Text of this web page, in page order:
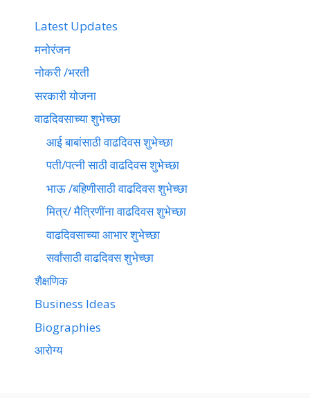
Latest Updates
मनोरंजन
नोकरी /भरती
सरकारी योजना
वाढदिवसाच्या शुभेच्छा
आई बाबांसाठी वाढदिवस शुभेच्छा
पती/पत्नी साठी वाढदिवस शुभेच्छा
भाऊ /बहिणीसाठी वाढदिवस शुभेच्छा
मित्र/ मैत्रिणींना वाढदिवस शुभेच्छा
वाढदिवसाच्या आभार शुभेच्छा
सर्वांसाठी वाढदिवस शुभेच्छा
शैक्षणिक
Business Ideas
Biographies
आरोग्य